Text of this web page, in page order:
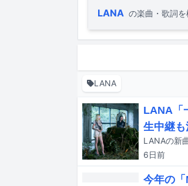
LANA の楽曲・歌詞
LANA
LANA「
生中継も
LANAの新
6日前
今年の